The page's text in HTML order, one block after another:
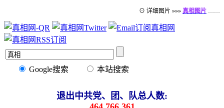
⊙ 详细图片 »»» 真相图片 ……
Google搜索 本站搜索
退出中共党、团、队总人数: